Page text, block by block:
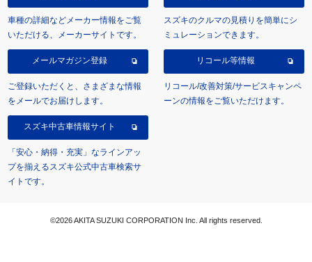
車種の詳細などメーカー情報をご覧
いただける、メーカーサイトです。
スズキのクルマの見積りを簡単にシ
ミュレーションできます。
メールマガジン登録
ご登録いただくと、さまざまな情報
をメールでお届けします。
リコール等情報
リコール/改善対策/サービスキャンペ
ーンの情報をご覧いただけます。
スズキ中古車情報サイト
「安心・納得・充実」なラインアッ
プを揃えるスズキ公式中古車検索サ
イトです。
©2026 AKITA SUZUKI CORPORATION Inc. All rights reserved.